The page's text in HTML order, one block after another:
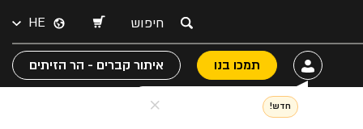
HE
חדש!
תמכו בנו איתור קברים - הר הזיתים